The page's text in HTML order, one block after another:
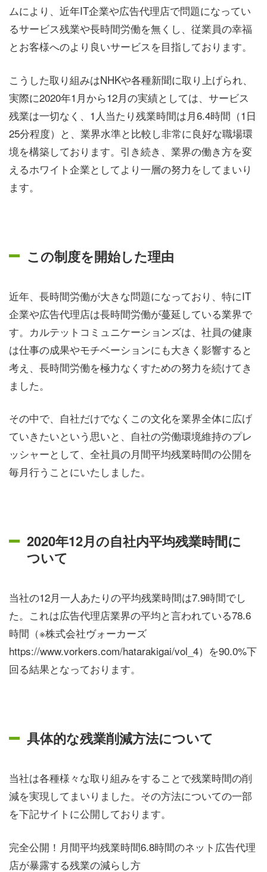
ムにより、近年IT企業や広告代理店で問題になってい
るサービス残業や長時間労働を無くし、従業員の幸福
とお客様へのより良いサービスを目指しております。
こうした取り組みはNHKや各種新聞に取り上げられ、
実際に2020年1月から12月の実績としては、サービス
残業は一切なく、1人当たり残業時間は月6.4時間（1日
25分程度） と、業界水準と比較し非常に良好な職場環
境を構築しております。引き続き、業界の働き方を変
えるホワイト企業としてより一層の努力をしてまいり
ます。
この制度を開始した理由
近年、長時間労働が大きな問題になっており、特にIT
企業や広告代理店は長時間労働が蔓延している業界で
す。カルテットコミュニケーションズは、社員の健康
は仕事の成果やモチベーションにも大きく影響すると
考え、長時間労働を極力なくすための努力を続けてき
ました。
その中で、自社だけでなくこの文化を業界全体に広げ
ていきたいという思いと、自社の労働環境維持のプレ
ッシャーとして、全社員の月間平均残業時間の公開を
毎月行うことにいたしました。
2020年12月の自社内平均残業時間に
ついて
当社の12月一人あたりの平均残業時間は7.9時間でし
た。これは広告代理店業界の平均と言われている78.6
時間（※株式会社ヴォーカーズ
https://www.vorkers.com/hatarakigai/vol_4）を90.0%下
回る結果となっております。
具体的な残業削減方法について
当社は各種様々な取り組みをすることで残業時間の削
減を実現してまいりました。その方法についての一部
を下記サイトに公開しております。
完全公開！月間平均残業時間6.8時間のネット広告代理
店が暴露する残業の減らし方